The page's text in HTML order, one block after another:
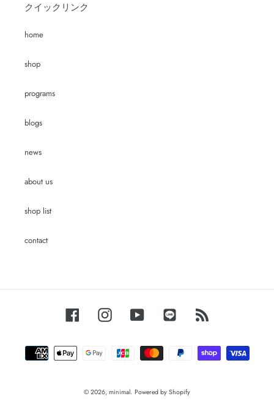
クイックリンク
home
shop
programs
blogs
news
about us
shop list
contact
FacebookInstagramYouTube LINE
Payment
methods
© 2026, minimal. Powered by Shopify